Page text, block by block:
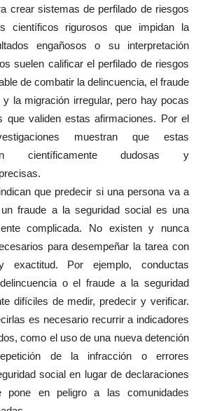
crear sistemas de perfilado de riesgos
científicos rigurosos que impidan la
engañosos o su interpretación
suelen calificar el perfilado de riesgos
de combatir la delincuencia, el fraude
la migración irregular, pero hay pocas
que validen estas afirmaciones. Por el
muestran que estas
científicamente dudosas y
que predecir si una persona va a
fraude a la seguridad social es una
complicada. No existen y nunca
para desempeñar la tarea con
exactitud. Por ejemplo, conductas
o el fraude a la seguridad
difíciles de medir, predecir y verificar.
es necesario recurrir a indicadores
como el uso de una nueva detención
de la infracción o errores
social en lugar de declaraciones
pone en peligro a las comunidades